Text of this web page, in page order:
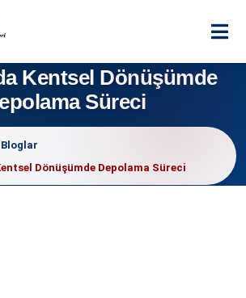
Kentsel Dönüşümde
Süreci
Bloglar
Dönüşümde Depolama Süreci